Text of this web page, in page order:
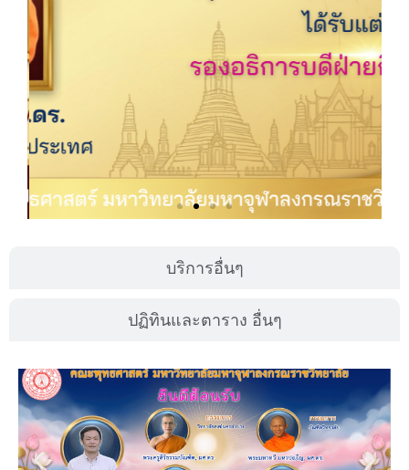
บริการอื่นๆ
ปฏิทินและตาราง อื่นๆ